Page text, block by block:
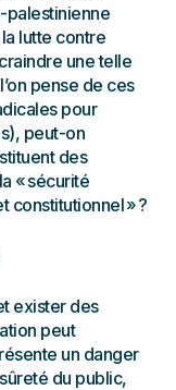
palestinienne
lutte contre
une telle
pense de ces
pour
peut-on
des
« sécurité
constitutionnel » ?
exister des
peut
un danger
du public,